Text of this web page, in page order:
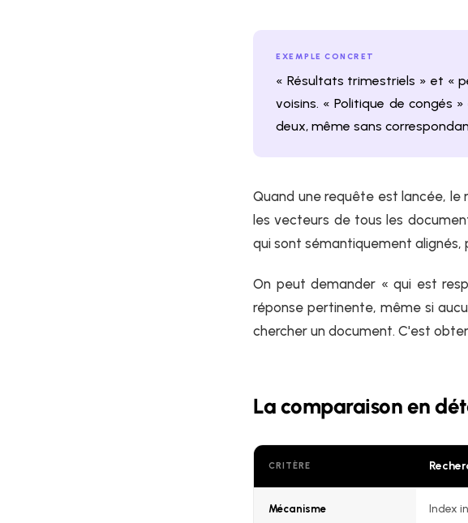
EXEMPLE CONCRET
« Résultats trimestriels » et «
voisins. « Politique de congés
deux, même sans
Quand une requête est lancée,
les vecteurs de tous les
qui sont sémantiquement
On peut demander « qui est
réponse pertinente, même si
chercher un document. C'est
La comparaison en
CRITÈRE
Mécanisme Index